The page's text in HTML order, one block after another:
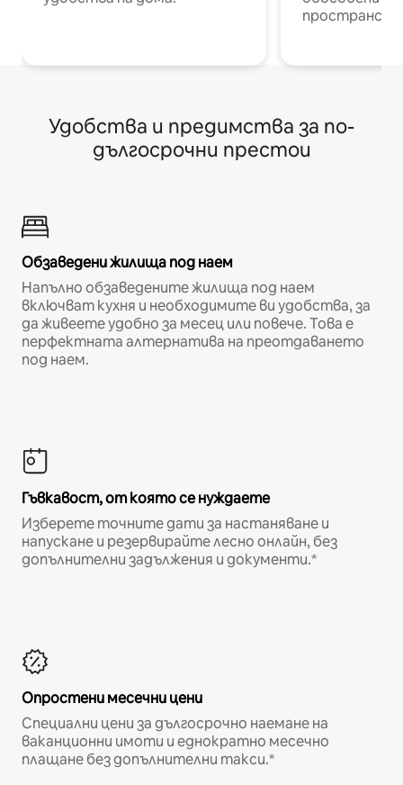
Удобства и предимства за по-
дългосрочни престои
Обзаведени жилища под наем
Напълно обзаведените жилища под наем
включват кухня и необходимите ви удобства, за
да живеете удобно за месец или повече. Това е
перфектната алтернатива на преотдаването
под наем.
Гъвкавост, от която се нуждаете
Изберете точните дати за настаняване и
напускане и резервирайте лесно онлайн, без
допълнителни задължения и документи.*
Опростени месечни цени
Специални цени за дългосрочно наемане на
ваканционни имоти и еднократно месечно
плащане без допълнителни такси.*